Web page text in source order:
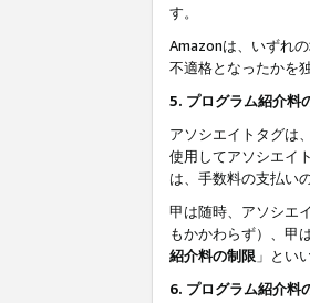
す。
Amazonは、いずれ
不適格となったかを
5. プログラム紹介料
アソシエイトタグは
使用してアソシエイ
は、手数料の支払い
甲は随時、アソシエ
もかかわらず）、甲
紹介料の制限 」とい
6. プログラム紹介料